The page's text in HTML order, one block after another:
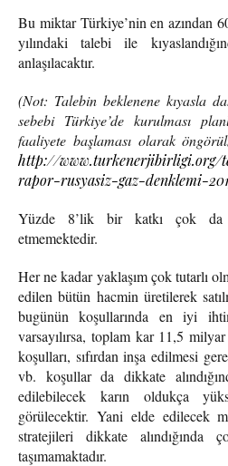
Bu miktar Türkiye’nin en azından
yılındaki talebi ile
anlaşılacaktır.
(Not: Talebin beklenene kıyasla
sebebi Türkiye’de kurulması
faaliyete başlaması olarak
http://www.turkenerjibirligi.org/
rapor-rusyasiz-gaz-denklemi-
Yüzde 8’lik bir katkı çok
etmemektedir.
Her ne kadar yaklaşım çok tutarlı
edilen bütün hacmin üretilerek
bugünün koşullarında en iyi
varsayılırsa, toplam kar 11,5
koşulları, sıfırdan inşa edilmesi
vb. koşullar da dikkate
edilebilecek karın oldukça
görülecektir. Yani elde edilecek
stratejileri dikkate
taşımamaktadır.